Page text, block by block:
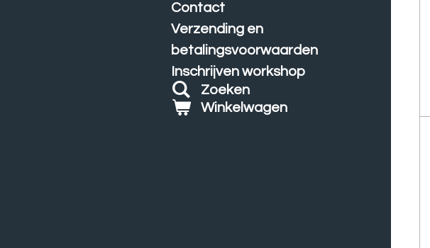
Contact
Verzending en
betalingsvoorwaarden
Inschrijven workshop
Zoeken
Winkelwagen